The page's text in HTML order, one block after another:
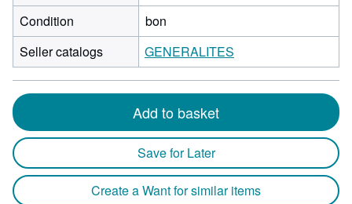
Condition
bon
Seller catalogs
GENERALITES
Add to basket
Save for Later
Create a Want for similar items